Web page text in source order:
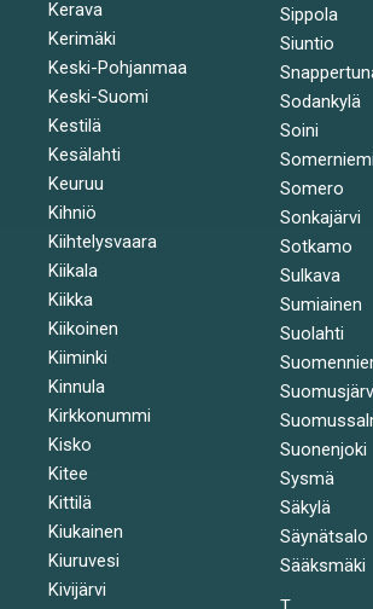
Kerava
Kerimäki
Keski-Pohjanmaa
Keski-Suomi
Kestilä
Kesälahti
Keuruu
Kihniö
Kiihtelysvaara
Kiikala
Kiikka
Kiikoinen
Kiiminki
Kinnula
Kirkkonummi
Kisko
Kitee
Kittilä
Kiukainen
Kiuruvesi
Kivijärvi
Sippola
Siuntio
Sodankylä
Soini
Somerniemi
Somero
Sonkajärvi
Sotkamo
Sulkava
Sumiainen
Suolahti
Suonenjoki
Sysmä
Säkylä
Säynätsalo
Sääksmäki